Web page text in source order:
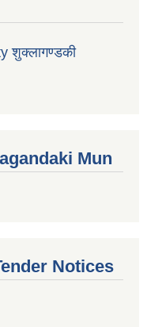
शुक्लागण्डकी
Mun
Notices